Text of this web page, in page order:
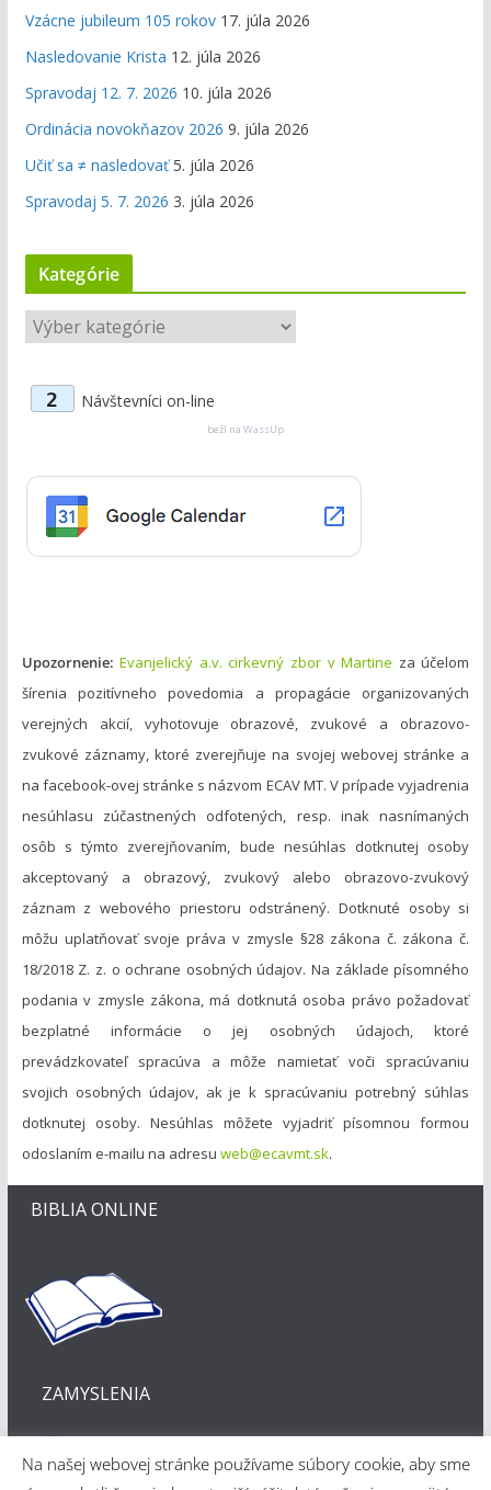
Vzácne jubileum 105 rokov 17. júla 2026
Nasledovanie Krista 12. júla 2026
Spravodaj 12. 7. 2026 10. júla 2026
Ordinácia novokňazov 2026 9. júla 2026
Učiť sa ≠ nasledovať 5. júla 2026
Spravodaj 5. 7. 2026 3. júla 2026
Kategórie
K
a
r
2 Návštevníci on-line
beží na WassUp
Upozornenie: Evanjelický a.v. cirkevný zbor v Martine za účelom
šírenia pozitívneho povedomia a propagácie organizovaných
verejných akcií, vyhotovuje obrazové, zvukové a obrazovo-
zvukové záznamy, ktoré zverejňuje na svojej webovej stránke a
na facebook-ovej stránke s názvom ECAV MT. V prípade vyjadrenia
nesúhlasu zúčastnených odfotených, resp. inak nasnímaných
osôb s týmto zverejňovaním, bude nesúhlas dotknutej osoby
akceptovaný a obrazový, zvukový alebo obrazovo-zvukový
záznam z webového priestoru odstránený. Dotknuté osoby si
môžu uplatňovať svoje práva v zmysle §28 zákona č. zákona č.
18/2018 Z. z. o ochrane osobných údajov. Na základe písomného
podania v zmysle zákona, má dotknutá osoba právo požadovať
bezplatné informácie o jej osobných údajoch, ktoré
prevádzkovateľ spracúva a môže namietať voči spracúvaniu
svojich osobných údajov, ak je k spracúvaniu potrebný súhlas
dotknutej osoby. Nesúhlas môžete vyjadriť písomnou formou
odoslaním e-mailu na adresu web@ecavmt.sk.
BIBLIA ONLINE
ZAMYSLENIA
Na našej webovej stránke používame súbory cookie, aby sme